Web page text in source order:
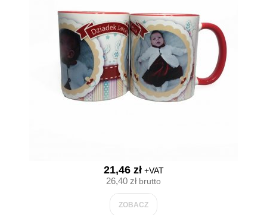
21,46 zł+VAT
26,40 złbrutto
ZOBACZ